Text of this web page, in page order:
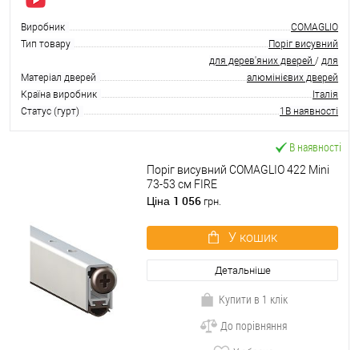
Виробник
COMAGLIO
Тип товару
Поріг висувний
Матеріал дверей
для дерев'яних дверей / для
алюмінієвих дверей
Країна виробник
Італія
Статус (гурт)
1В наявності
В наявності
Поріг висувний COMAGLIO 422 Mini
73-53 cм FIRE
Ціна 1 056 грн.
У кошик
Детальніше
Купити в 1 клік
До порівняння